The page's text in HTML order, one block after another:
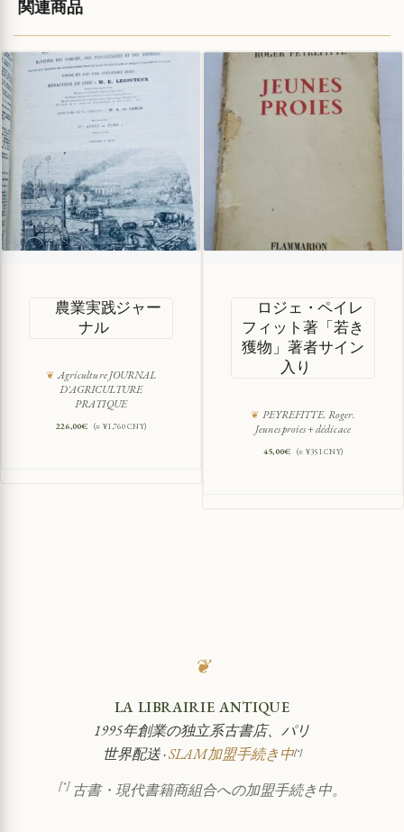
関連商品
農業実践ジャー
ナル
Agriculture JOURNAL
D'AGRICULTURE
PRATIQUE
226,00€ (≈ ¥1,760 CNY)
ロジェ・ペイレ
フィット著「若き
獲物」著者サイン
入り
PEYREFITTE. Roger.
Jeunes proies + dédicace
45,00€ (≈ ¥351 CNY)
❦
LA LIBRAIRIE ANTIQUE
1995年創業の独立系古書店、パリ
世界配送 ·SLAM加盟手続き中[*]
[*]古書・現代書籍商組合への加盟手続き中。